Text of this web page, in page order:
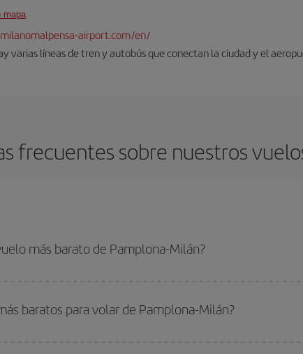
mapa
airport.com/en/
varias líneas de tren y autobús que conectan la ciudad y el
frecuentes sobre nuestros
más barato de Pamplona-Milán?
baratos para volar de Pamplona-Milán?